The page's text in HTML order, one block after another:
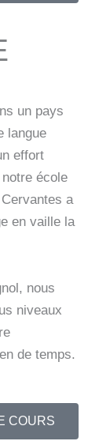
un pays
langue
effort
école
a
en vaille la
nous
niveaux
de temps.
COURS